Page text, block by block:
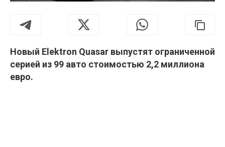
Новый Elektron Quasar выпустят ограниченной
серией из 99 авто стоимостью 2,2 миллиона
евро.